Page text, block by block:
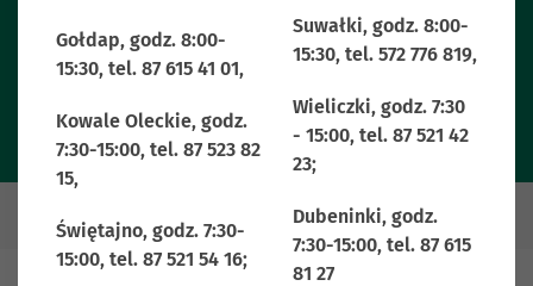
Gołdap, godz. 8:00-
15:30, tel. 87 615 41 01,
Kowale Oleckie, godz.
7:30-15:00, tel. 87 523 82
15,
Świętajno, godz. 7:30-
15:00, tel. 87 521 54 16;
Suwałki, godz. 8:00-
15:30, tel. 572 776 819,
Wieliczki, godz. 7:30
- 15:00, tel. 87 521 42
23;
Dubeninki, godz.
7:30-15:00, tel. 87 615
81 27